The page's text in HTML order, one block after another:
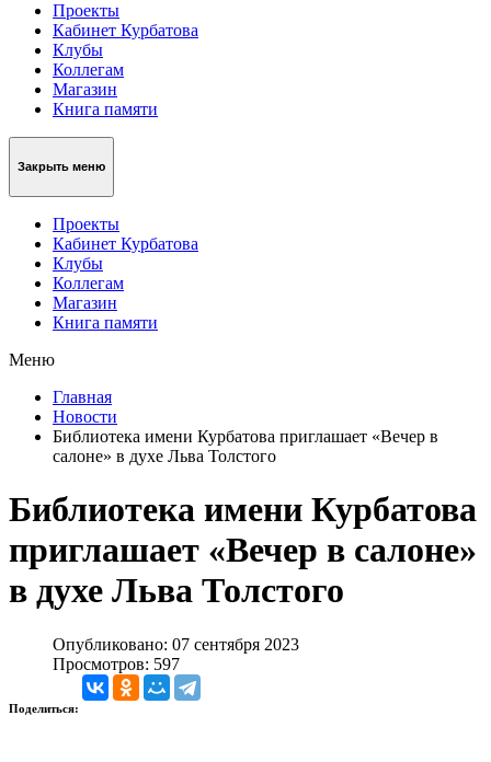
Проекты
Кабинет Курбатова
Клубы
Коллегам
Магазин
Книга памяти
Закрыть меню
Проекты
Кабинет Курбатова
Клубы
Коллегам
Магазин
Книга памяти
Меню
Главная
Новости
Библиотека имени Курбатова приглашает «Вечер в
салоне» в духе Льва Толстого
Библиотека имени Курбатова
приглашает «Вечер в салоне»
в духе Льва Толстого
Опубликовано: 07 сентября 2023
Просмотров: 597
Поделиться: